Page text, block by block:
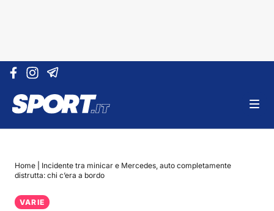
Vai al contenuto
Home
Incidente tra minicar e Mercedes, auto completamente
distrutta: chi c’era a bordo
VARIE